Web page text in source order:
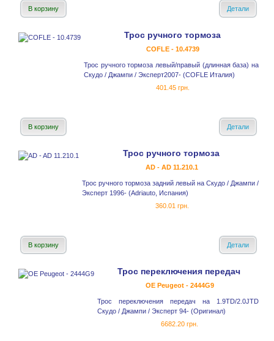
В корзину Детали
Трос ручного тормоза
COFLE - 10.4739
Трос ручного тормоза левый/правый (длинная база) на
Скудо / Джампи / Эксперт2007- (COFLE Италия)
401.45 грн.
В корзину Детали
Трос ручного тормоза
AD - AD 11.210.1
Трос ручного тормоза задний левый на Скудо / Джампи /
Эксперт 1996- (Adriauto, Испания)
360.01 грн.
В корзину Детали
Трос переключения передач
OE Peugeot - 2444G9
Трос переключения передач на 1.9TD/2.0JTD
Скудо / Джампи / Эксперт 94- (Оригинал)
6682.20 грн.